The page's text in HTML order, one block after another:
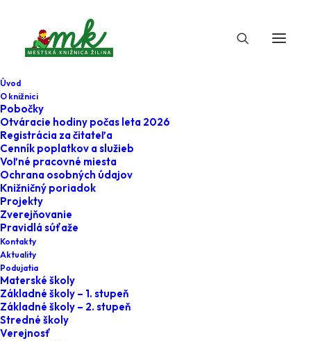
Úvod
O knižnici
Pobočky
Otváracie hodiny počas leta 2026
Registrácia za čitateľa
Cenník poplatkov a služieb
Voľné pracovné miesta
Ochrana osobných údajov
Knižničný poriadok
Projekty
Zverejňovanie
Pravidlá súťaže
Kontakty
Aktuality
Podujatia
Materské školy
Základné školy – 1. stupeň
Základné školy – 2. stupeň
Stredné školy
Verejnosť
#Filipove_dobrodruzstva
Aktuálne